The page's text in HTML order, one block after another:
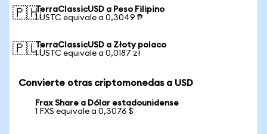
🇵🇭TerraClassicUSD a Peso Filipino
1 USTC equivale a 0,3049 ₱
🇵🇱TerraClassicUSD a Złoty polaco
1 USTC equivale a 0,0187 zł
Convierte otras criptomonedas a USD
Frax Share a Dólar estadounidense
1 FXS equivale a 0,3076 $